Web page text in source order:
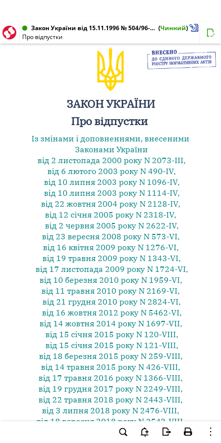
Закон України від 15.11.1996 № 504/96-ВР (Чинний)
Про відпустки